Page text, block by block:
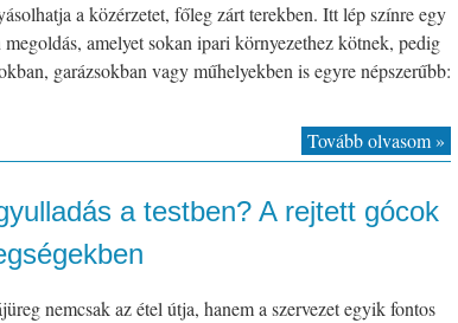
a közérzetet, főleg zárt terekben. Itt lép színre egy
amelyet sokan ipari környezethez kötnek, pedig
garázsokban vagy műhelyekben is egyre népszerűbb:
Tovább olvasom »
a testben? A rejtett gócok
nemcsak az étel útja, hanem a szervezet egyik fontos